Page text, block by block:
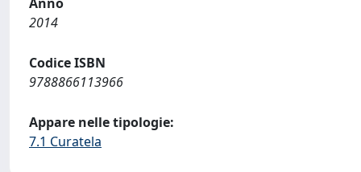
2014
Codice ISBN
9788866113966
Appare nelle tipologie:
7.1 Curatela